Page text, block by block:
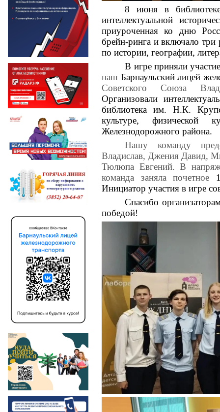
8 июня в
интеллектуальной
приуроченная ко дню
брейн-ринга и включало три
по истории, географии,
В игре приняли
наш Барнаульский лицей
Советского Союза
Организовали
библиотека им. Н.К.
культуре, физической
Железнодорожного района.
Нашу команду
Владислав, Джения Давид,
Тюлюпа Евгений. В
команда заняла почетное
Инициатор участия в игре
Спасибо
победой!